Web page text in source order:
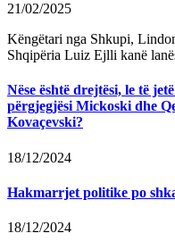
21/02/2025
Këngëtari nga Shkupi,
Shqipëria Luiz Ejlli kanë
Nëse është drejtësi, le të
përgjegjësi Mickoski dhe
Kovaçevski?
18/12/2024
Hakmarrjet politike po
18/12/2024